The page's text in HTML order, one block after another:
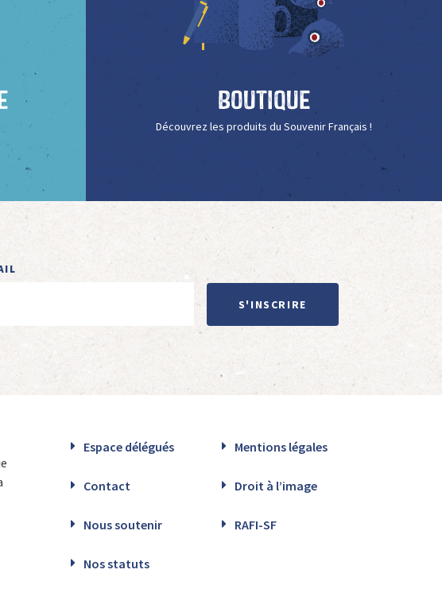
Boutique
Découvrez les produits du Souvenir Français !
S'INSCRIRE
Espace délégués Mentions légales
Contact Droit à l’image
Nous soutenir RAFI-SF
Nos statuts